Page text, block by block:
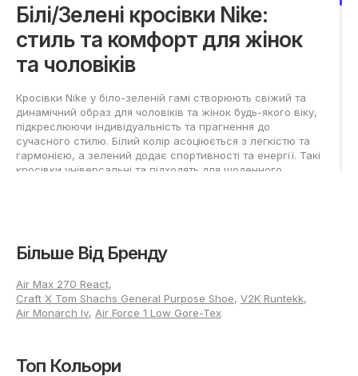
Білі/Зелені кросівки Nike:
стиль та комфорт для жінок
та чоловіків
Кросівки Nike у біло-зеленій гамі створюють свіжий та
динамічний образ для чоловіків та жінок будь-якого віку,
підкреслюючи індивідуальність та прагнення до
сучасного стилю. Білий колір асоціюється з легкістю та
гармонією, а зелений додає спортивності та енергії. Такі
кросівки універсальні та підходять для щоденного
комфорт при тривалому носінні та надійно захищають
Чоловічі біло-зелені кросівки
Для чоловіків доступні різні варіанти білих та зелених
Більше Від Бренду
Air Max 270 React,
Craft X Tom Shachs General Purpose Shoe, V2K Runtekk,
Air Monarch Iv, Air Force 1 Low Gore-Tex
Топ Кольори